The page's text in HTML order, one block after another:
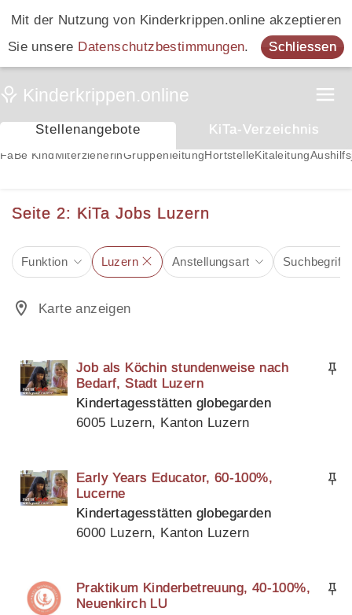
Mit der Nutzung von Kinderkrippen.online akzeptieren
Sie unsere Datenschutzbestimmungen. Schliessen
Stellenangebote KiTa-Verzeichnis
FaBe Kind MiterzieherinGruppenleitung Hortstelle Kitaleitung
Seite 2: KiTa Jobs Luzern
Funktion Luzern Anstellungsart Suchbegriff
Karte anzeigen
Job als Köchin stundenweise nach
Bedarf, Stadt Luzern
Kindertagesstätten globegarden
6005 Luzern, Kanton Luzern
Early Years Educator, 60-100%,
Lucerne
Kindertagesstätten globegarden
6000 Luzern, Kanton Luzern
Praktikum Kinderbetreuung, 40-100%,
Neuenkirch LU